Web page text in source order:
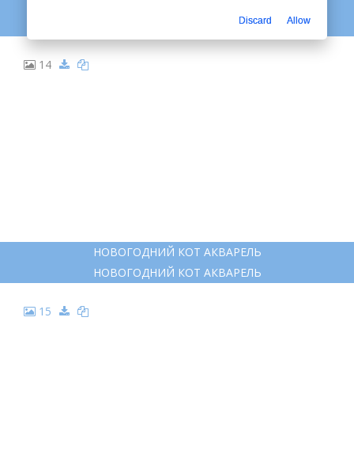
НОВЫЙ ГОД ИЛЛЮСТРАЦИИ
14
НОВОГОДНИЙ КОТ АКВАРЕЛЬ
НОВОГОДНИЙ КОТ АКВАРЕЛЬ
15
Discard Allow